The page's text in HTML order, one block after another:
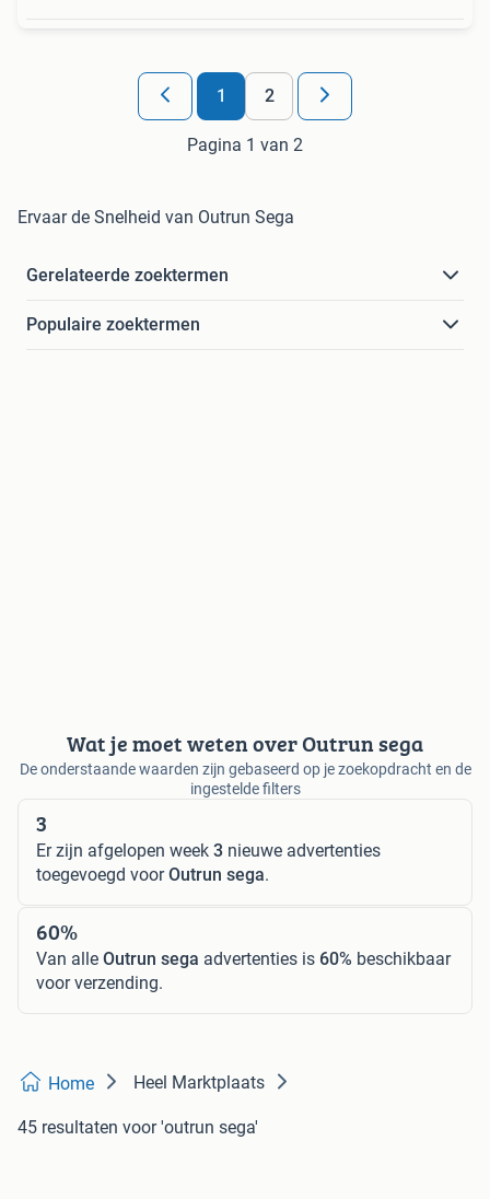
1 2
Pagina 1 van 2
Ervaar de Snelheid van Outrun Sega
Gerelateerde zoektermen
Populaire zoektermen
Wat je moet weten over Outrun sega
De onderstaande waarden zijn gebaseerd op je zoekopdracht en de
ingestelde filters
3
Er zijn afgelopen week 3 nieuwe advertenties
toegevoegd voorOutrun sega.
60%
Van alle Outrun sega advertenties is 60% beschikbaar
voor verzending.
Home Heel Marktplaats
45 resultaten voor 'outrun sega'